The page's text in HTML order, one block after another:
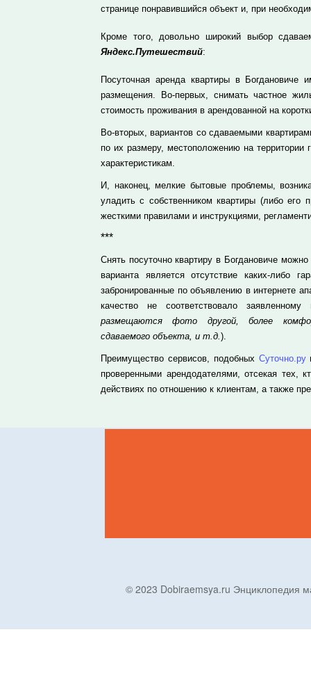
странице понравившийся объект и, при
Кроме того, довольно широкий выбор
Яндекс.Путешествий:
Посуточная аренда квартиры в
размещения. Во-первых, снимать частное
стоимость проживания в арендованной на
Во-вторых, вариантов со сдаваемыми
по их размеру, местоположению на
характеристикам.
И, наконец, мелкие бытовые проблемы,
уладить с собственником квартиры (либо его
жесткими правилами и инструкциями,
***
Снять посуточно квартиру в Богдановиче
варианта является отсутствие каких-либо
забронированные по объявлению в интернете
качество не соответствовало
размещаются фото другой, более
сдаваемого объекта, и т.д.).
Преимущество сервисов, подобных Суточно.ру
проверенными арендодателями, отсекая тех,
действиях по отношению к клиентам, а также
© 2023 Dobiraemsya.ru